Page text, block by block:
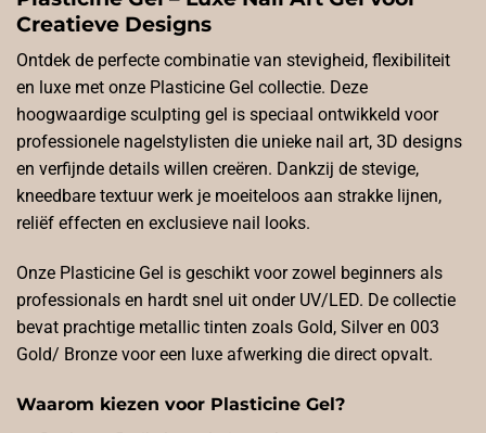
Creatieve Designs
Ontdek de perfecte combinatie van stevigheid, flexibiliteit
en luxe met onze Plasticine Gel collectie. Deze
hoogwaardige sculpting gel is speciaal ontwikkeld voor
professionele nagelstylisten die unieke nail art, 3D designs
en verfijnde details willen creëren. Dankzij de stevige,
kneedbare textuur werk je moeiteloos aan strakke lijnen,
reliëf effecten en exclusieve nail looks.
Onze Plasticine Gel is geschikt voor zowel beginners als
professionals en hardt snel uit onder UV/LED. De collectie
bevat prachtige metallic tinten zoals Gold, Silver en 003
Gold/ Bronze voor een luxe afwerking die direct opvalt.
Waarom kiezen voor Plasticine Gel?